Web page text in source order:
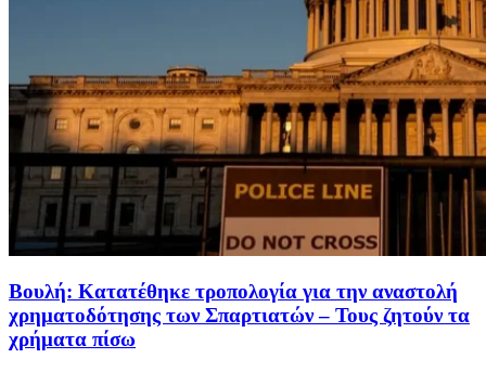
Βουλή: Κατατέθηκε τροπολογία για την αναστολή
χρηματοδότησης των Σπαρτιατών – Τους ζητούν τα
χρήματα πίσω